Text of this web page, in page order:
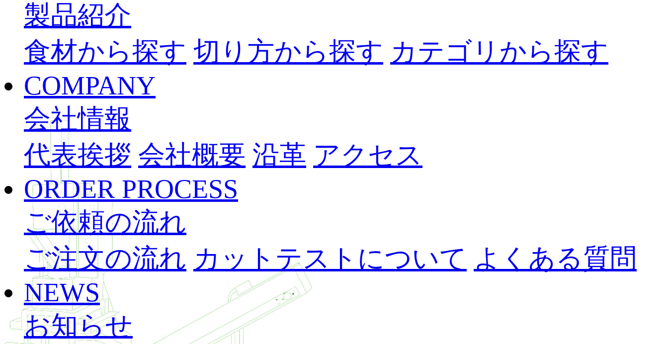
製品紹介
食材から探す 切り方から探す カテゴリから探す
COMPANY
会社情報
代表挨拶 会社概要 沿革 アクセス
ORDER PROCESS
ご依頼の流れ
ご注文の流れ カットテストについて よくある質問
NEWS
お知らせ